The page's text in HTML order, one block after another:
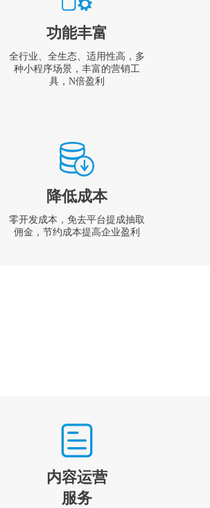
功能丰富
全行业、全生态、适用性高，多
种小程序场景，丰富的营销工
具，N倍盈利
降低成本
零开发成本，免去平台提成抽取
佣金，节约成本提高企业盈利
内容运营
服务